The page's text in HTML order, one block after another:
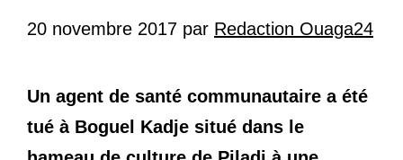
20 novembre 2017 par Redaction Ouaga24
Un agent de santé communautaire a été
tué à Boguel Kadje situé dans le